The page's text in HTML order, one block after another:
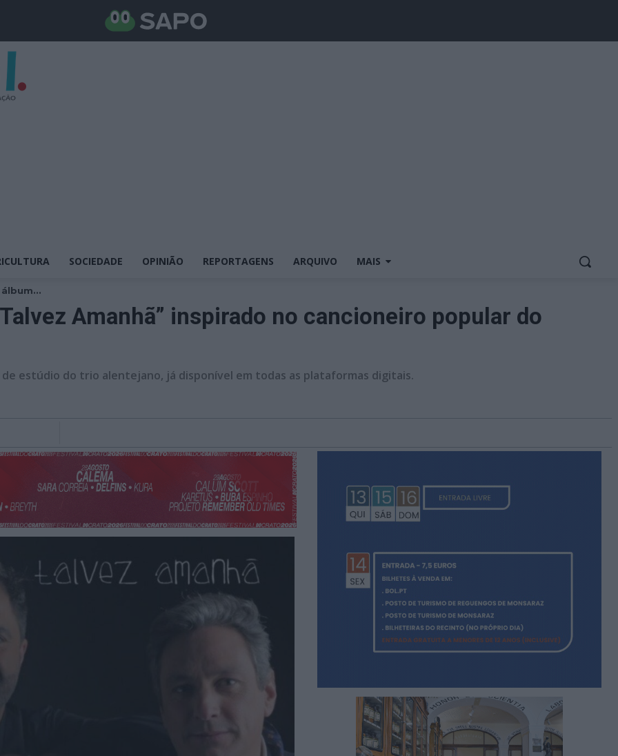
SOCIEDADE OPINIÃO REPORTAGENS ARQUIVO MAIS
Amanhã” inspirado no cancioneiro popular do
de estúdio do trio alentejano, já disponível em todas as plataformas digitais.